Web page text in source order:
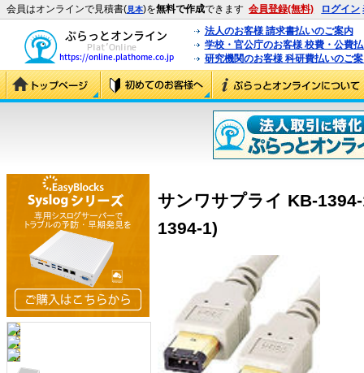
会員はオンラインで見積書(見本)を無料で作成できます 会員登録(無料) ログイン
法人のお客様 請求書払いのご案内
学校・官公庁のお客様 校費・公費
研究機関のお客様 科研費払いのご
サンワサプライ KB-
1394-1)